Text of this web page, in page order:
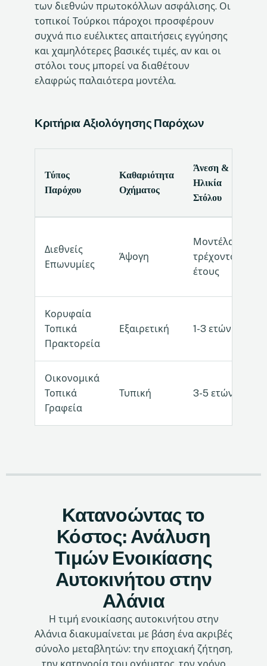
των διεθνών πρωτοκόλλων ασφάλισης. Οι
τοπικοί Τούρκοι πάροχοι προσφέρουν
συχνά πιο ευέλικτες απαιτήσεις εγγύησης
και χαμηλότερες βασικές τιμές, αν και οι
στόλοι τους μπορεί να διαθέτουν
ελαφρώς παλαιότερα μοντέλα.
Κριτήρια Αξιολόγησης Παρόχων
Τύπος
Παρόχου
Καθαριότητα
Οχήματος
Άνεση &
Ηλικία
Στόλου
Διεθνείς
Επωνυμίες
Άψογη
Μοντέλα
τρέχοντος
έτους
Κορυφαία
Τοπικά
Πρακτορεία
Εξαιρετική 1-3 ετών
Οικονομικά
Τοπικά
Γραφεία
Τυπική 3-5 ετών
Κατανοώντας το
Κόστος: Ανάλυση
Τιμών Ενοικίασης
Αυτοκινήτου στην
Αλάνια
Η τιμή ενοικίασης αυτοκινήτου στην
Αλάνια διακυμαίνεται με βάση ένα ακριβές
σύνολο μεταβλητών: την εποχιακή ζήτηση,